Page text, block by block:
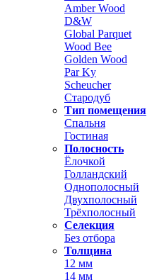
Amber Wood
D&W
Global Parquet
Wood Bee
Golden Wood
Par Ky
Scheucher
Стародуб
Тип помещения
Спальня
Гостиная
Полосность
Ёлочкой
Голландский
Однополосный
Двухполосный
Трёхполосный
Селекция
Без отбора
Толщина
12 мм
14 мм